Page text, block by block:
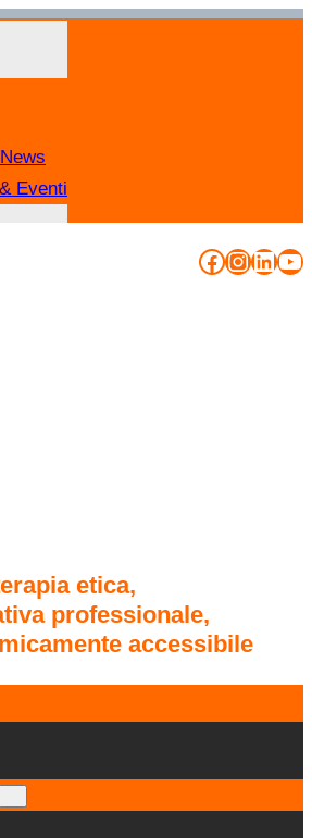
Eventi
Facebook
etica,
professionale,
accessibile